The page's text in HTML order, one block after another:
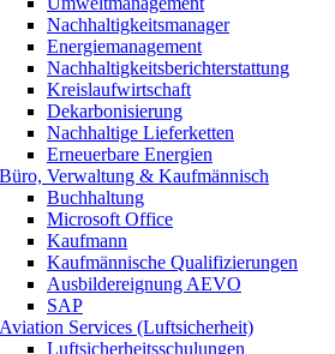
Nachhaltigkeitsmanager
Energiemanagement
Nachhaltigkeitsberichterstattung
Kreislaufwirtschaft
Dekarbonisierung
Nachhaltige Lieferketten
Erneuerbare Energien
Büro, Verwaltung & Kaufmännisch
Buchhaltung
Microsoft Office
Kaufmann
Kaufmännische Qualifizierungen
Ausbildereignung AEVO
SAP
Aviation Services (Luftsicherheit)
Luftsicherheitsschulungen